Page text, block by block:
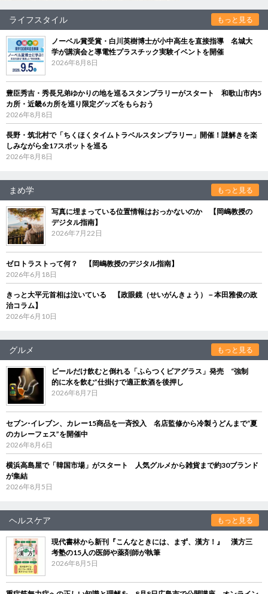
ライフスタイル もっと見る
ノーベル賞受賞・白川英樹博士が小中高生を直接指導 名城大
学が講演会と導電性プラスチック実験イベントを開催
2026年8月8日
豊臣秀吉・秀長兄弟ゆかりの地を巡るスタンプラリーがスタート 和歌山市内5
カ所・近畿6カ所を巡り限定グッズをもらおう
2026年8月8日
長野・筑北村で「ちくほくタイムトラベルスタンプラリー」開催！謎解きを楽
しみながら全17スポットを巡る
2026年8月8日
まめ学 もっと見る
写真に埋まっている位置情報はおっかないのか 【岡嶋教授の
デジタル指南】
2026年7月22日
ゼロトラストって何？ 【岡嶋教授のデジタル指南】
2026年6月18日
きっと大平元首相は泣いている 【政眼鏡（せいがんきょう）－本田雅俊の政
治コラム】
2026年6月10日
グルメ もっと見る
ビールだけ飲むと倒れる「ふらつくビアグラス」発売 “強制
的に水を飲む”仕掛けで適正飲酒を後押し
2026年8月7日
セブン‐イレブン、カレー15商品を一斉投入 名店監修から冷製うどんまで“夏
のカレーフェス”を開催中
2026年8月6日
横浜高島屋で「韓国市場」がスタート 人気グルメから雑貨まで約30ブランド
が集結
2026年8月5日
ヘルスケア もっと見る
現代書林から新刊『こんなときには、まず、漢方！』 漢方三
考塾の15人の医師や薬剤師が執筆
2026年8月5日